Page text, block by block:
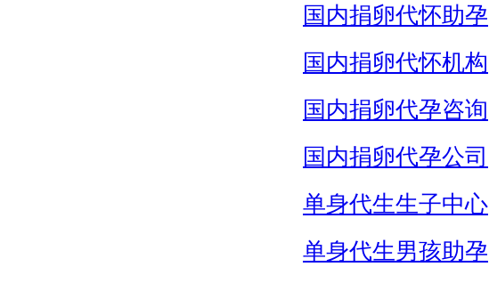
国内捐卵代怀助孕
国内捐卵代怀机构
国内捐卵代孕咨询
国内捐卵代孕公司
单身代生生子中心
单身代生男孩助孕